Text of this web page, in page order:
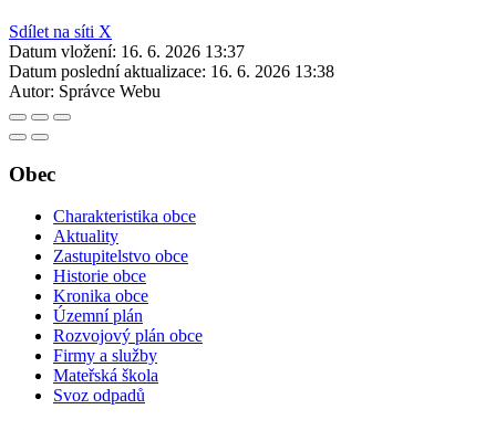
Sdílet na síti X
Datum vložení: 16. 6. 2026 13:37
Datum poslední aktualizace: 16. 6. 2026 13:38
Autor: Správce Webu
Obec
Charakteristika obce
Aktuality
Zastupitelstvo obce
Historie obce
Kronika obce
Územní plán
Rozvojový plán obce
Firmy a služby
Mateřská škola
Svoz odpadů